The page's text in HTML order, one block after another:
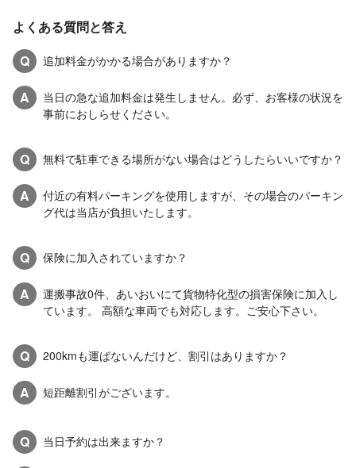
よくある質問と答え
Q
追加料金がかかる場合がありますか？
A
当日の急な追加料金は発生しません。必ず、お客様の状況を
事前におしらせください。
Q 無料で駐車できる場所がない場合はどうしたらいいですか？
A
付近の有料パーキングを使用しますが、その場合のパーキン
グ代は当店が負担いたします。
Q 保険に加入されていますか？
A
運搬事故0件、あいおいにて貨物特化型の損害保険に加入し
ています。 高額な車両でも対応します。ご安心下さい。
Q 200kmも運ばないんだけど、割引はありますか？
A 短距離割引がございます。
Q 当日予約は出来ますか？